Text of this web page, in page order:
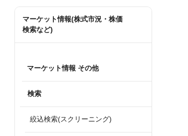
マーケット情報(株式市況・株価
検索など)
マーケット情報 その他
検索
絞込検索(スクリーニング)